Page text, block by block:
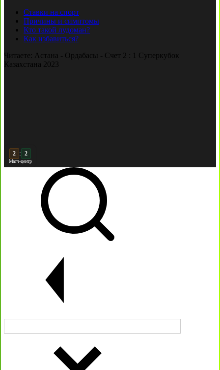
Ставки на спорт
Причины и симптомы
Кто такой лудоман?
Как избавиться?
Читаете: Астана - Ордабасы - Счет 2 : 1 Суперкубок
Казахстана 2023
3 : 2
Матч-центр